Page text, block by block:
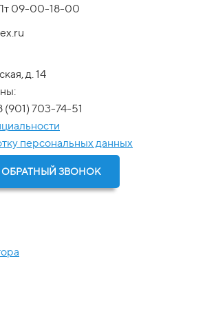
09-00-18-00
д. 14
703-74-51
персональных данных
ОБРАТНЫЙ ЗВОНОК